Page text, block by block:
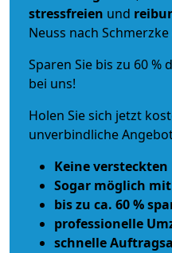
stressfreien und
Neuss nach
Sparen Sie bis zu 60
bei uns!
Holen Sie sich jetzt
unverbindliche
Keine versteckten
Sogar möglich
bis zu ca. 60 %
professionelle
schnelle